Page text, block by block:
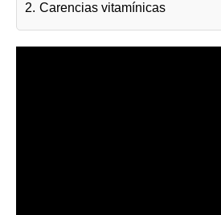
2. Carencias vitamínicas